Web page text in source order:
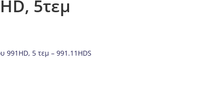
5τεμ
991HD, 5 τεμ – 991.11HDS